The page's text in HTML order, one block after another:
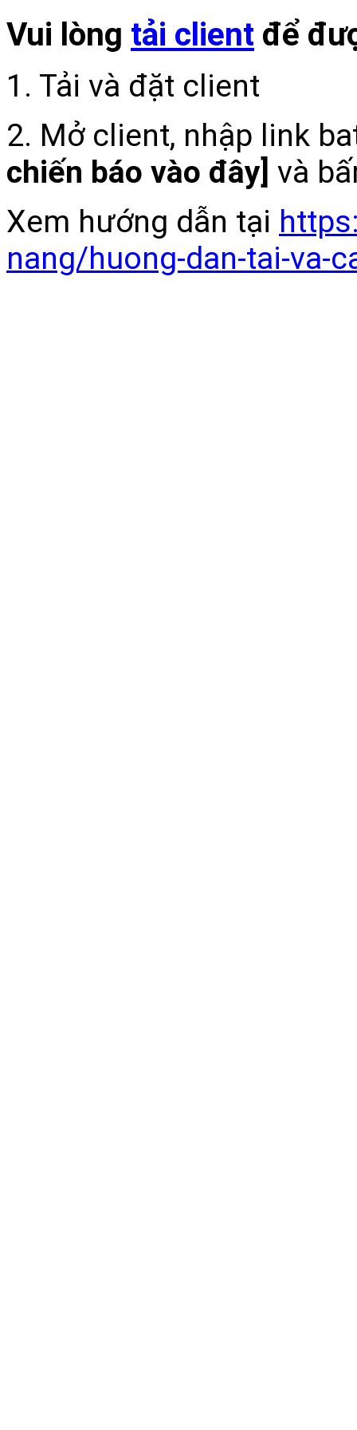
Vui lòng tải client để
1. Tải và đặt client
2. Mở client, nhập link
chiến báo vào đây] và
Xem hướng dẫn tại
nang/huong-dan-tai-va-